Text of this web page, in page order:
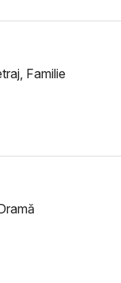
Familie